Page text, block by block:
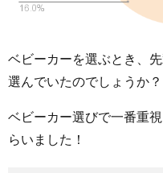
ベビーカーを選ぶとき、
選んでいたのでしょうか？
ベビーカー選びで一番重
らいました！